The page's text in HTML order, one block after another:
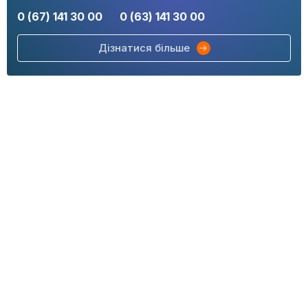
0 (67) 141 30 00 0 (63) 141 30 00
Дізнатися більше